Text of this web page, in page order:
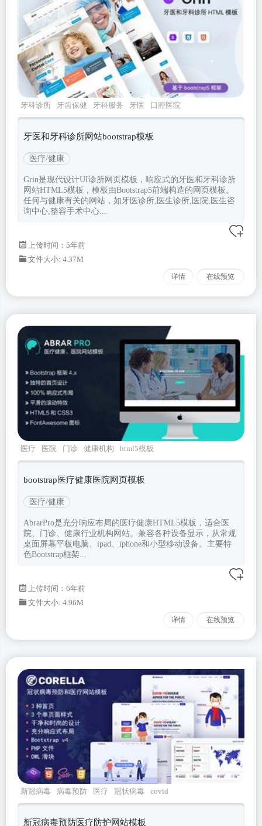
牙科诊所 牙齿保健 牙科服务 牙医 口腔医院
牙医和牙科诊所网站bootstrap模板
医疗/健康
Grin是现代设计UI诊所网页模板，响应式的牙医和牙科诊所
网站HTML5模板，模板由Bootstrap5前端构造的网页模板。
任何与健康有关的网站，如牙医诊所,医生诊所,医院,医生咨
询中心,整容手术中心...
上传时间：5年前
文件大小: 4.37M
详情 在线预览
医疗 医院 门诊 健康机构 html5模板
bootstrap医疗健康医院网页模板
医疗/健康
AbrarPro是充分响应布局的医疗健康HTML5模板，适合医
院、门诊、健康行业机构网站。兼容各种设备显示，从常规
桌面屏幕平板电脑、ipad、iphone和小型移动设备。主要特
色Bootstrap框架...
上传时间：6年前
文件大小: 4.96M
详情 在线预览
新冠病毒 病毒预防 医疗 冠状病毒 covid
新冠病毒预防医疗防护网站模板